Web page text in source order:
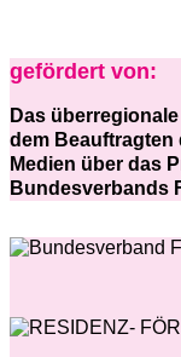
gefördert von:
Das
dem
Medien über das
Bundesverbands